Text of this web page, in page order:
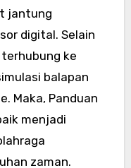
jantung
digital. Selain
ke
balapan
Maka, Panduan
menjadi
zaman.